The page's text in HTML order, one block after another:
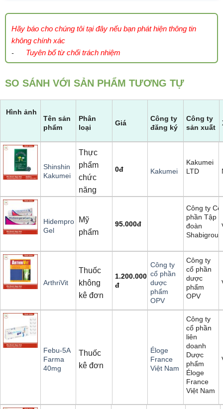
Hãy báo cho chúng tôi tại đây nếu bạn phát hiện thông tin
không chính xác
- Tuyên bố từ chối trách nhiệm
SO SÁNH VỚI SẢN PHẨM TƯƠNG TỰ
Hình ảnh
Tên sản
phẩm
Phân
loại
Giá
Công ty
đăng ký
Công ty
sản xuất
Shinshin
Kakumei
Thực
phẩm
chức
năng
0đ Kakumei
Kakumei
LTD
Hidempro
Gel
Mỹ
phẩm
95.000đ
Công ty Cổ
phần Tập
đoàn
Shabigroup
ArthriVit
Thuốc
không
kê đơn
1.200.000
đ
Công ty
cổ phần
dược
phẩm
OPV
Công ty
cổ phần
dược
phẩm
OPV
Febu-5A
Farma
40mg
Thuốc
kê đơn
Éloge
France
Việt Nam
Công ty
cổ phần
liên
doanh
Dược
phẩm
Éloge
France
Việt Nam